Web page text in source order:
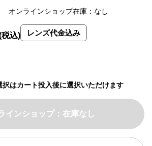
オンラインショップ在庫：なし
択はカート投入後に選択いただけます
レンズ代金込み
インショップ：在庫なし